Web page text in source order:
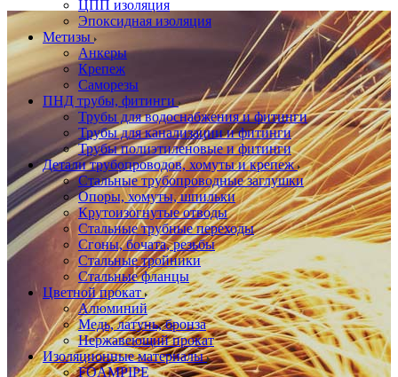
ЦПП изоляция
Эпоксидная изоляция
Метизы
Анкеры
Крепеж
Саморезы
ПНД трубы, фитинги
Трубы для водоснабжения и фитинги
Трубы для канализации и фитинги
Трубы полиэтиленовые и фитинги
Детали трубопроводов, хомуты и крепеж
Стальные трубопроводные заглушки
Опоры, хомуты, шпильки
Крутоизогнутые отводы
Стальные трубные переходы
Сгоны, бочата, резьбы
Стальные тройники
Стальные фланцы
Цветной прокат
Алюминий
Медь, латунь, бронза
Нержавеющий прокат
Изоляционные материалы
FOAMPIPE